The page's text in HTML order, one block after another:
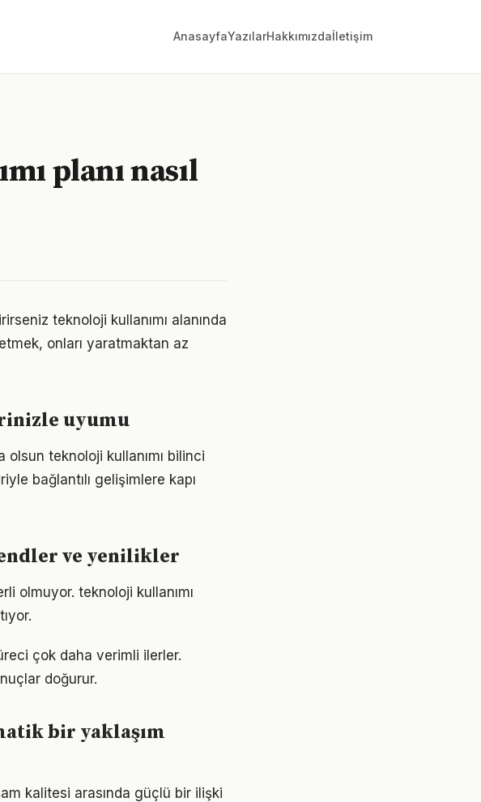
AnasayfaYazılarHakkımızdaİletişim
planı nasıl
teknoloji kullanımı alanında
onları yaratmaktan az
uyumu
teknoloji kullanımı bilinci
bağlantılı gelişimlere kapı
ve yenilikler
olmuyor. teknoloji kullanımı
çok daha verimli ilerler.
doğurur.
bir yaklaşım
kalitesi arasında güçlü bir ilişki